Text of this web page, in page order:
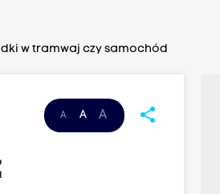
w tramwaj czy samochód
A A A share